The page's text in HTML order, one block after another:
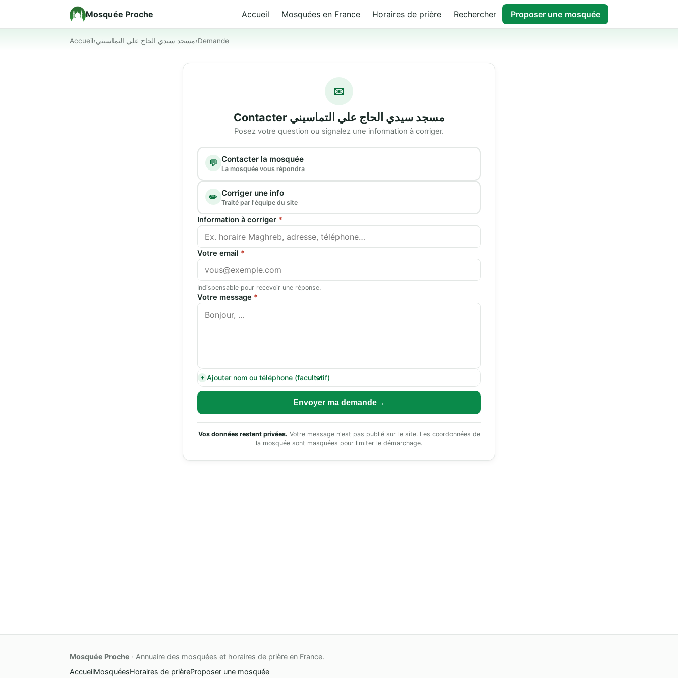
Mosquée Proche Accueil Mosquées en France Horaires de prière Rechercher Proposer une mosquée
Accueil›مسجد سيدي الحاج علي التماسيني›Demande
✉
Contacter مسجد سيدي الحاج علي التماسيني
Posez votre question ou signalez une information à corriger.
Type de demande
💬 Contacter la mosquée
La mosquée vous répondra
✏️ Corriger une info
Traité par l'équipe du site
Information à corriger *
Votre email *
Indispensable pour recevoir une réponse.
Votre message *
Ajouter nom ou téléphone (facultatif)
Envoyer ma demande
Vos données restent privées. Votre message n'est pas publié sur le site. Les coordonnées de
la mosquée sont masquées pour limiter le démarchage.
Mosquée Proche · Annuaire des mosquées et horaires de prière en France.
AccueilMosquéesHoraires de prièreProposer une mosquée